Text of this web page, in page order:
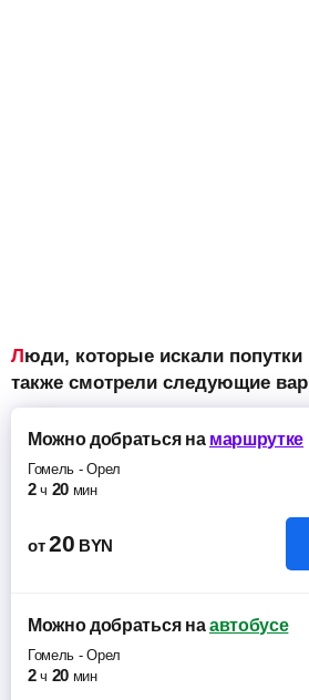
Люди, которые искали попутки Гомель – Орел,
также смотрели следующие
Можно добратьсяна маршрутке
Гомель -Орел
2 ч 20 мин
от 20 BYN
Можно добратьсяна автобусе
Гомель -Орел
2 ч 20 мин